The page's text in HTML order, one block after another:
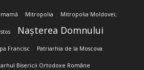
mamă Mitropolia Mitropolia Moldovei;
Nașterea Domnului
Francisc Patriarhia de la Moscova
Bisericii Ortodoxe Române